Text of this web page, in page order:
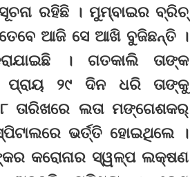
ରହିଛି । ମୁମ୍ବାଇର ବ୍ରିଚ୍
ଆଜି ସେ ଆଖି ବୁଜିଛନ୍ତି ।
। ଗତକାଲି ତାଙ୍କ
ପ୍ରାୟ ୨୯ ଦିନ ଧରି ତାଙ୍କୁ
ତାରିଖରେ ଲତା ମଙ୍ଗେଶକର୍
ଭର୍ତ୍ତି ହୋଇଥିଲେ ।
କରୋନାର ସ୍ୱଳ୍ପ ଲକ୍ଷଣ